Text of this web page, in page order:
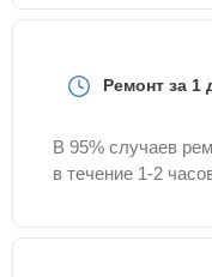
Ремонт за 1
В 95% случаев
в течение 1-2